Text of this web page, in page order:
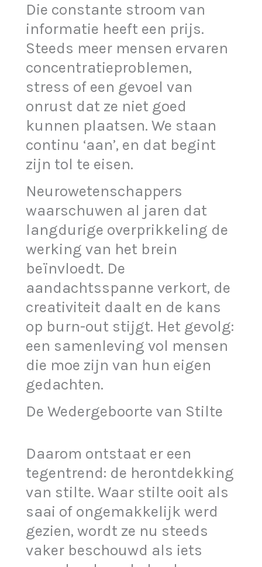
Die constante stroom van
informatie heeft een prijs.
Steeds meer mensen ervaren
concentratieproblemen,
stress of een gevoel van
onrust dat ze niet goed
kunnen plaatsen. We staan
continu ‘aan’, en dat begint
zijn tol te eisen.
Neurowetenschappers
waarschuwen al jaren dat
langdurige overprikkeling de
werking van het brein
beïnvloedt. De
aandachtsspanne verkort, de
creativiteit daalt en de kans
op burn-out stijgt. Het gevolg:
een samenleving vol mensen
die moe zijn van hun eigen
gedachten.
De Wedergeboorte van Stilte
Daarom ontstaat er een
tegentrend: de herontdekking
van stilte. Waar stilte ooit als
saai of ongemakkelijk werd
gezien, wordt ze nu steeds
vaker beschouwd als iets